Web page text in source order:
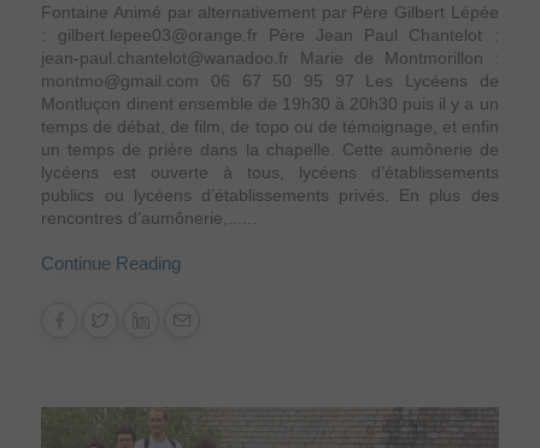
Fontaine Animé par alternativement par Père Gilbert Lépée
: gilbert.lepee03@orange.fr Père Jean Paul Chantelot :
jean-paul.chantelot@wanadoo.fr Marie de Montmorillon :
montmo@gmail.com 06 67 50 95 97 Les Lycéens de
Montluçon dinent ensemble de 19h30 à 20h30 puis il y a un
temps de débat, de film, de topo ou de témoignage, et enfin
un temps de prière dans la chapelle. Cette aumônerie de
lycéens est ouverte à tous, lycéens d’établissements
publics ou lycéens d’établissements privés. En plus des
rencontres d’aumônerie,......
Continue Reading